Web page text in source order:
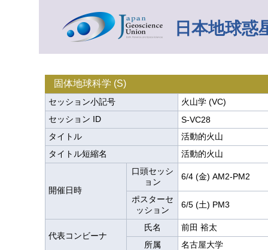
日本地球惑
固体地球科学 (S)
セッション小記号
火山学 (VC)
セッション ID
S-VC28
タイトル
活動的火山
タイトル短縮名
活動的火山
開催日時
口頭セッシ
ョン
6/4 (金) AM2-PM2
ポスターセ
ッション
6/5 (土) PM3
代表コンビーナ
氏名
前田 裕太
所属
名古屋大学